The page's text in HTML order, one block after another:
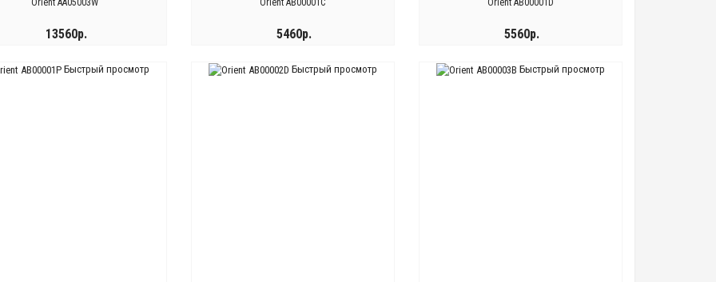
Orient AA05003W
13560р.
КУПИТЬ
Orient AB00001C
5460р.
КУПИТЬ
Orient AB00001D
5560р.
КУПИТЬ
Быстрый просмотр Быстрый просмотр Быстрый просмотр